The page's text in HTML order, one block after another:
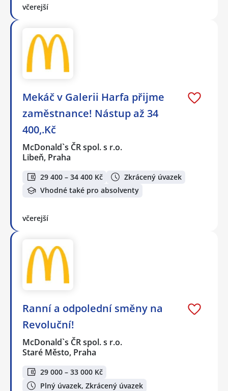
včerejší
Mekáč v Galerii Harfa přijme
zaměstnance! Nástup až 34
400,.Kč
McDonald`s ČR spol. s r.o.
Libeň, Praha
29 400 – 34 400 Kč
Zkrácený úvazek
Vhodné také pro absolventy
včerejší
Ranní a odpolední směny na
Revoluční!
McDonald`s ČR spol. s r.o.
Staré Město, Praha
29 000 – 33 000 Kč
Plný úvazek, Zkrácený úvazek